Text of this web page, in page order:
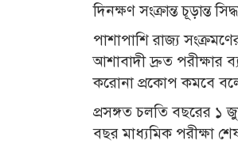
দিনক্ষণ সংক্রান্ত চূড়ান্ত
পাশাপাশি রাজ্য
আশাবাদী দ্রুত পরীক্ষার
করোনা প্রকোপ কমবে
প্রসঙ্গত চলতি বছরের ১
বছর মাধ্যমিক পরীক্ষা